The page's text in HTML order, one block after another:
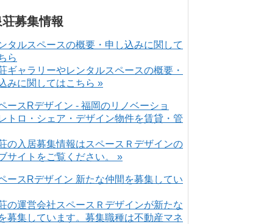
募集情報
ギャラリーやレンタルスペースの概要・
みに関してはこちら »
の入居募集情報はスペースＲデザインの
サイトをご覧ください。 »
の運営会社スペースＲデザインが新たな
募集しています。募集職種は不動産マネ